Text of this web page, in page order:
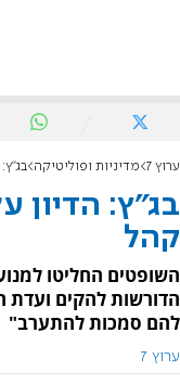
ערוץ 7 מדיניות ופוליטיקה
בג"ץ: הדיון
קהל
השופטים החליטו
הדורשות להקים ועדת
להם סמכות להתערב"
ערוץ 7